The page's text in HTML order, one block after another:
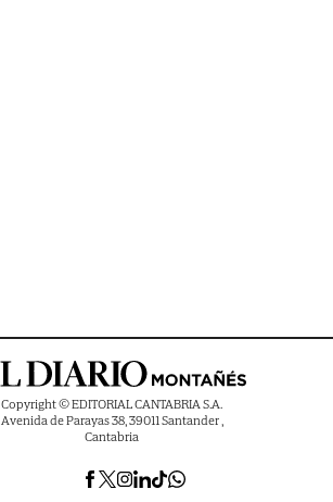
Copyright © EDITORIAL CANTABRIA S.A.
Avenida de Parayas 38, 39011 Santander ,
Cantabria